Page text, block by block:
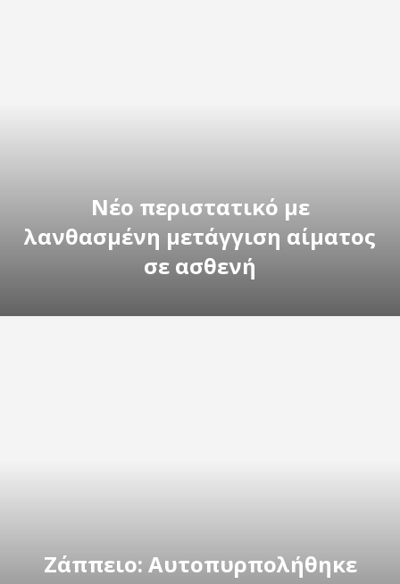
Νέο περιστατικό με
λανθασμένη μετάγγιση αίματος
σε ασθενή
Ζάππειο: Αυτοπυρπολήθηκε